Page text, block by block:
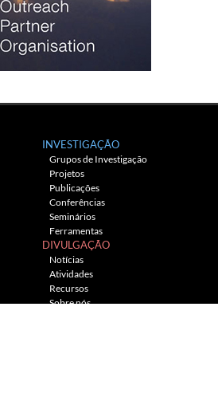
INVESTIGAÇÃO
Grupos de Investigação
Projetos
Publicações
Conferências
Seminários
Ferramentas
DIVULGAÇÃO
Notícias
Atividades
Recursos
Sobre nós